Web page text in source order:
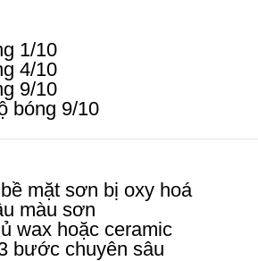
1/10
4/10
9/10
bóng 9/10
mặt sơn bị oxy hoá
màu sơn
wax hoặc ceramic
bước chuyên sâu